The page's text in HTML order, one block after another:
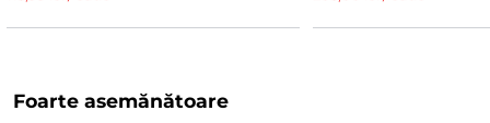
Foarte asemănătoare